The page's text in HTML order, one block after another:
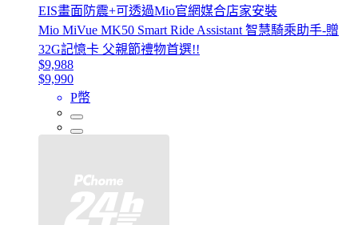
EIS畫面防震+可透過Mio官網媒合店家安裝
Mio MiVue MK50 Smart Ride Assistant 智慧騎乘助手-贈
32G記憶卡 父親節禮物首選!!
$9,988
$9,990
P幣